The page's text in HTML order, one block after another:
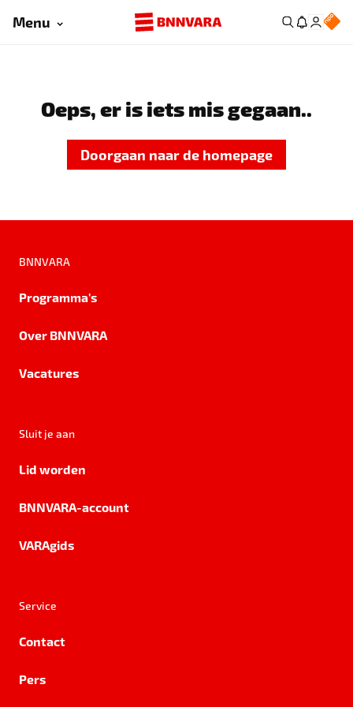
Menu
Oeps, er is iets mis gegaan..
Doorgaan naar de homepage
BNNVARA
Programma's
Over BNNVARA
Vacatures
Sluit je aan
Lid worden
BNNVARA-account
VARAgids
Service
Contact
Pers